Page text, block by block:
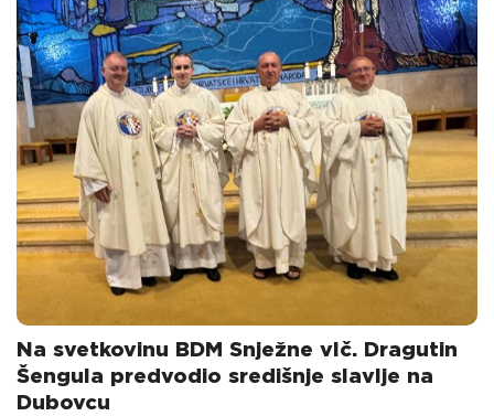
Na svetkovinu BDM Snježne vlč. Dragutin
Šengula predvodio središnje slavlje na
Dubovcu